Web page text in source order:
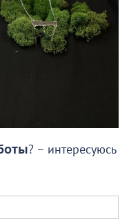
? – интересуюсь